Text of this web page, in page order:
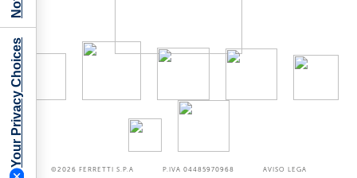
©2026 FERRETTI S.P.A P.IVA 04485970968 AVISO LEGA
Your Privacy Choices